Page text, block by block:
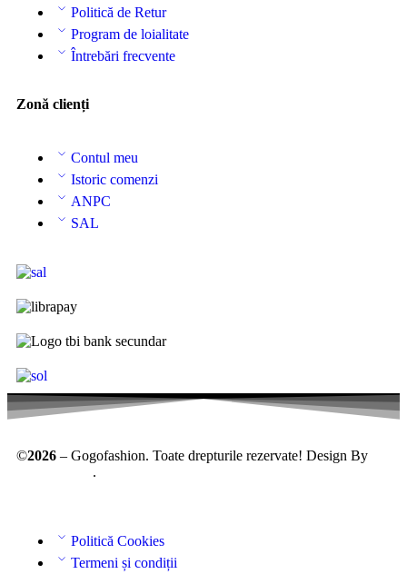
Politică de Retur
Program de loialitate
Întrebări frecvente
Zonă clienți
Contul meu
Istoric comenzi
ANPC
SAL
©2026 – Gogofashion. Toate drepturile rezervate! Design By
.
Politică Cookies
Termeni și condiții